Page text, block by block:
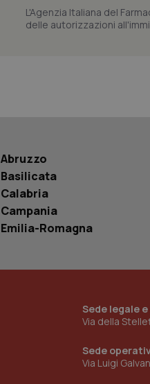
L'Agenzia Italiana del
delle autorizzazioni
Abruzzo
Basilicata
Calabria
Campania
Emilia-Romagna
Sede legale
Via della
Sede
Via Luigi
__Secure-YNID